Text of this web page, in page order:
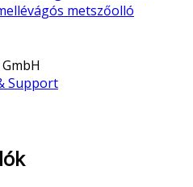
metszőolló
Support